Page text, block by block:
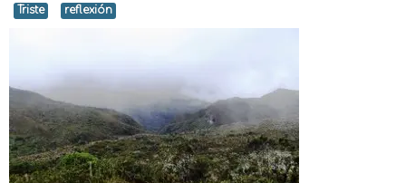
Triste reflexión